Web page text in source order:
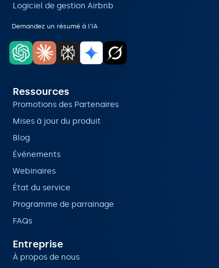
Logiciel de gestion Airbnb
Demandez un résumé à l'IA
Ressources
Promotions des Partenaires
Mises à jour du produit
Blog
Événements
Webinaires
État du service
Programme de parrainage
FAQs
Entreprise
À propos de nous